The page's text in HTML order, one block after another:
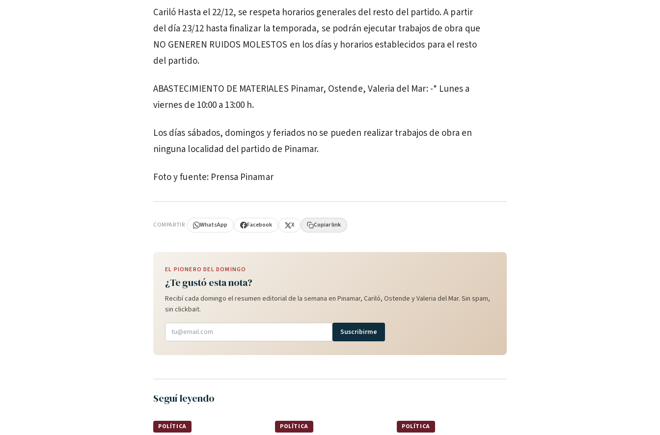
Cariló Hasta el 22/12, se respeta horarios generales del resto del partido. A partir
del día 23/12 hasta finalizar la temporada, se podrán ejecutar trabajos de obra que
NO GENEREN RUIDOS MOLESTOS en los días y horarios establecidos para el resto
del partido.
ABASTECIMIENTO DE MATERIALES Pinamar, Ostende, Valeria del Mar: -* Lunes a
viernes de 10:00 a 13:00 h.
Los días sábados, domingos y feriados no se pueden realizar trabajos de obra en
ninguna localidad del partido de Pinamar.
Foto y fuente: Prensa Pinamar
COMPARTIR WhatsApp Facebook X Copiar link
EL PIONERO DEL DOMINGO
¿Te gustó esta nota?
Recibí cada domingo el resumen editorial de la semana en Pinamar, Cariló, Ostende y Valeria del Mar. Sin spam,
sin clickbait.
Suscribirme
Seguí leyendo
POLÍTICA POLÍTICA POLÍTICA